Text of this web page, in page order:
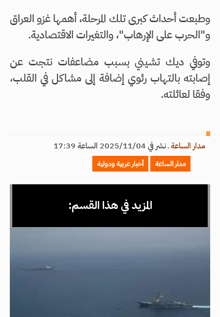
وطبعت أحداث كبرى تلك المرحلة، أهمها غزو العراق
و"الحرب على الإرهاب"، والتغيرات الاقتصادية.
وتوفي ديك تشيني بسبب مضاعفات نتجت عن
إصابته بالتهاب رئوي إضافة إلى مشاكل في القلب،
وفقا لعائلته.
مدار الساعةـنشر في 2025/11/04 الساعة 17:39
مدار الساعة أخبار عربية ودولية
المزيد في هذا القسم: